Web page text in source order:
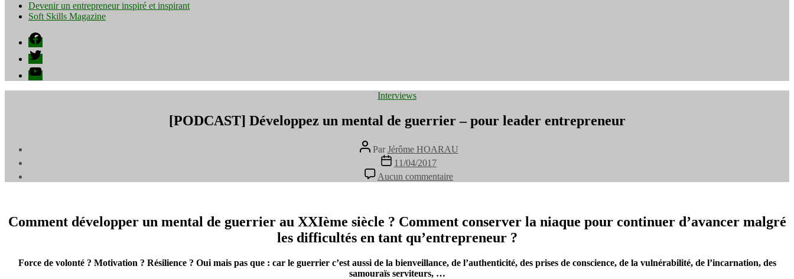
Devenir un entrepreneur inspiré et inspirant
Soft Skills Magazine
Facebook
Twitter
YouTube
Catégories
Interviews
[PODCAST] Développez un mental de guerrier – pour leader entrepreneur
Auteur
de
l’article
Par Jérôme HOARAU
Date
l’article
11/04/2017
Aucun commentaire
[PODCAST]
de
guerrier
pour
leader
Comment développer un mental de guerrier au XXIème siècle ? Comment conserver la niaque pour continuer d’avancer malgré
les difficultés en tant qu’entrepreneur ?
Force de volonté ? Motivation ? Résilience ? Oui mais pas que : car le guerrier c’est aussi de la bienveillance, de l’authenticité, des prises de conscience, de la vulnérabilité, de l’incarnation, des
samouraïs serviteurs, …